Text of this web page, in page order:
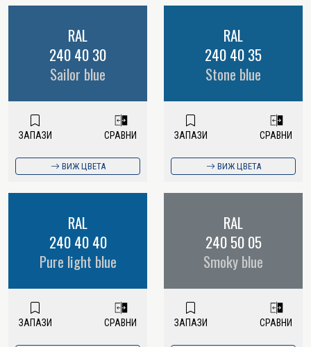
RAL
240 40 30
Sailor blue
ЗАПАЗИ СРАВНИ
ВИЖ ЦВЕТА
RAL
240 40 35
Stone blue
ЗАПАЗИ СРАВНИ
ВИЖ ЦВЕТА
RAL
240 40 40
Pure light blue
ЗАПАЗИ СРАВНИ
RAL
240 50 05
Smoky blue
ЗАПАЗИ СРАВНИ